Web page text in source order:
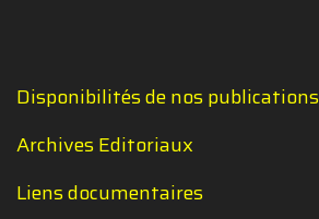
Disponibilités de nos publications
Archives Editoriaux
Liens documentaires